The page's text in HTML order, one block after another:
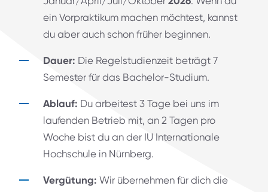
ein Vorpraktikum machen möchtest, kannst
du aber auch schon früher beginnen.
Dauer: Die Regelstudienzeit beträgt 7
Semester für das Bachelor-Studium.
Ablauf: Du arbeitest 3 Tage bei uns im
laufenden Betrieb mit, an 2 Tagen pro
Woche bist du an der IU Internationale
Hochschule in Nürnberg.
Vergütung: Wir übernehmen für dich die